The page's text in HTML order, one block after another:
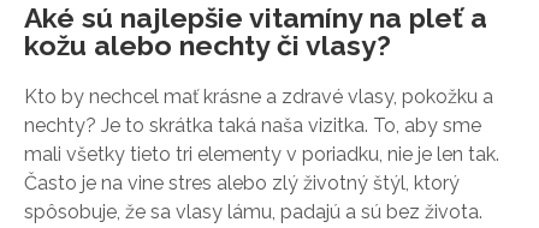
Aké sú najlepšie vitamíny na pleť a
kožu alebo nechty či vlasy?
Kto by nechcel mať krásne a zdravé vlasy, pokožku a
nechty? Je to skrátka taká naša vizitka. To, aby sme
mali všetky tieto tri elementy v poriadku, nie je len tak.
Často je na vine stres alebo zlý životný štýl, ktorý
spôsobuje, že sa vlasy lámu, padajú a sú bez života.